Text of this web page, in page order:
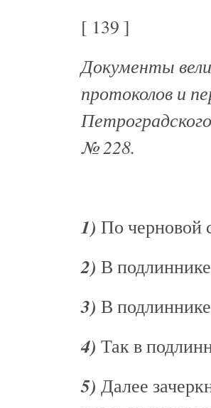
[ 139 ]
Документы
протоколов и
№ 228.
1) По черновой
2) В
3) В
4) Так в
5) Далее